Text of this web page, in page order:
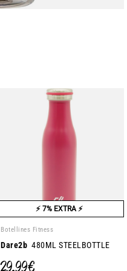
⚡ 7% EXTRA ⚡
Botellines Fitness
Dare2b 480ML STEELBOTTLE
29,99 €